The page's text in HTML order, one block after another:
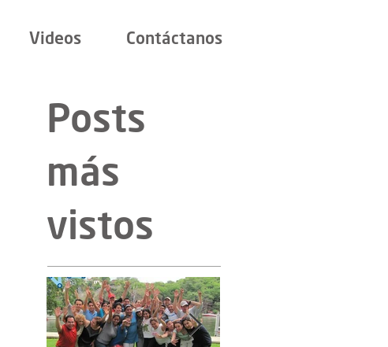
Videos Contáctanos
Posts
más
vistos